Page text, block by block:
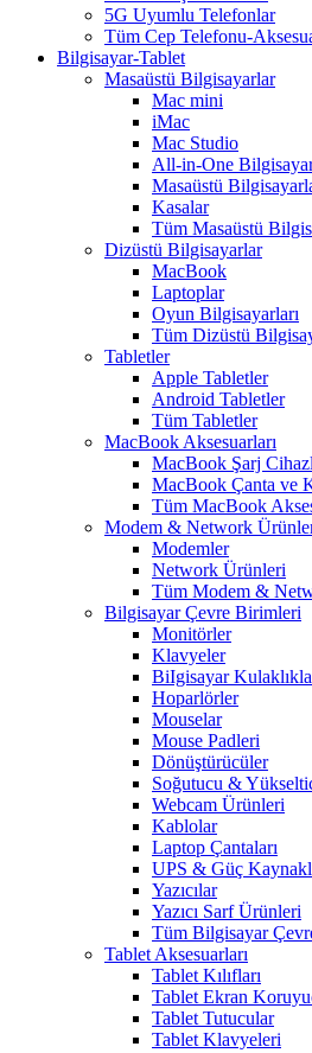
5G Uyumlu Telefonlar
Tüm Cep Telefonu-
Bilgisayar-Tablet
Masaüstü Bilgisayarlar
Mac mini
iMac
Mac Studio
All-in-One
Masaüstü
Kasalar
Tüm Masaüstü
Dizüstü Bilgisayarlar
MacBook
Laptoplar
Oyun Bilgisayarları
Tüm Dizüstü
Tabletler
Apple Tabletler
Android Tabletler
Tüm Tabletler
MacBook Aksesuarları
MacBook Şarj
MacBook Çanta ve
Tüm MacBook
Modem & Network
Modemler
Network Ürünleri
Tüm Modem &
Bilgisayar Çevre Birimleri
Monitörler
Klavyeler
BiIgisayar
Hoparlörler
Mouselar
Mouse Padleri
Dönüştürücüler
Soğutucu &
Webcam Ürünleri
Kablolar
Laptop Çantaları
UPS & Güç
Yazıcılar
Yazıcı Sarf Ürünleri
Tüm Bilgisayar
Tablet Aksesuarları
Tablet Kılıfları
Tablet Ekran
Tablet Tutucular
Tablet Klavyeleri